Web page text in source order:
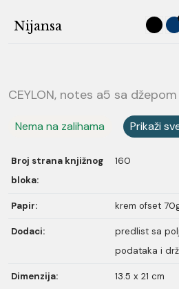
Nijansa
CEYLON, notes a5 sa
Nema na zalihama Prikaži
Broj strana knjižnog
bloka:
160
Papir: krem ofset
Dodaci:
predlist sa
podataka i
Dimenzija: 13.5 x 21 cm